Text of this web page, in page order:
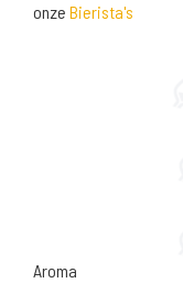
onze Bierista's
Aroma